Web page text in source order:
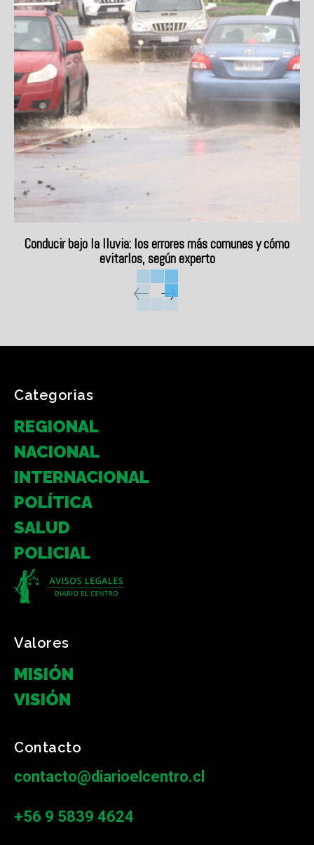
Conducir bajo la lluvia: los errores más comunes y cómo
evitarlos, según experto
Categorias
REGIONAL
NACIONAL
INTERNACIONAL
POLÍTICA
SALUD
POLICIAL
Valores
MISIÓN
VISIÓN
Contacto
contacto@diarioelcentro.cl
+56 9 5839 4624